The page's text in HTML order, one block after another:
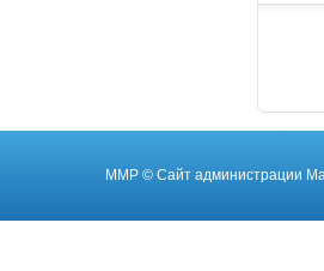
ММР © Cайт администрации